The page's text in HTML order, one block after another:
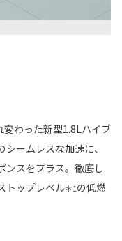
変わった新型1.8Lハイブ
ームレスな加速に、
ンスをプラス。徹底し
トップレベル＊1の低燃